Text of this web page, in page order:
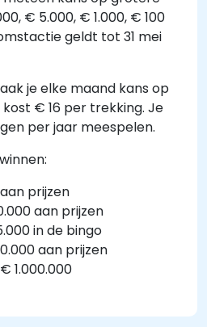
€ 5.000, € 1.000, € 100
geldt tot 31 mei
je elke maand kans op
kost € 16 per trekking. Je
per jaar meespelen.
prijzen
aan prijzen
in de bingo
aan prijzen
1.000.000